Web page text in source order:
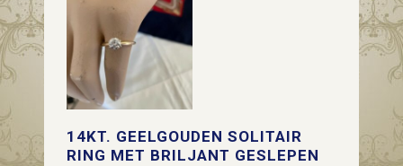
14KT. GEELGOUDEN SOLITAIR
RING MET BRILJANT GESLEPEN